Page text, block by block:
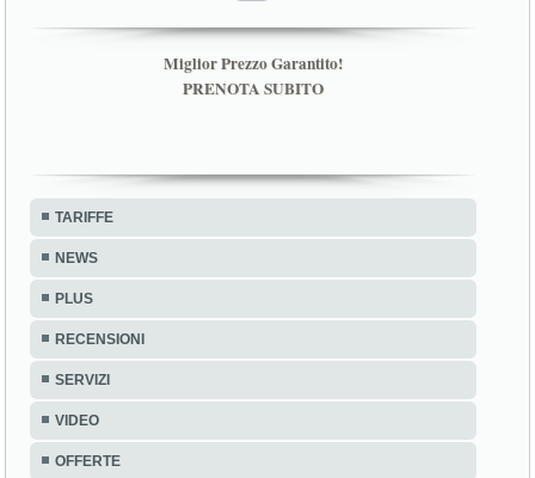
Miglior Prezzo Garantito!
PRENOTA SUBITO
TARIFFE
NEWS
PLUS
RECENSIONI
SERVIZI
VIDEO
OFFERTE